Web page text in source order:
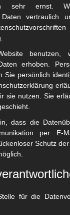
sehr ernst.
Daten vertraulich
benutzen,
erhoben.
Sie persönlich
sie nutzen. Sie
dass die
per E-
Schutz
für die